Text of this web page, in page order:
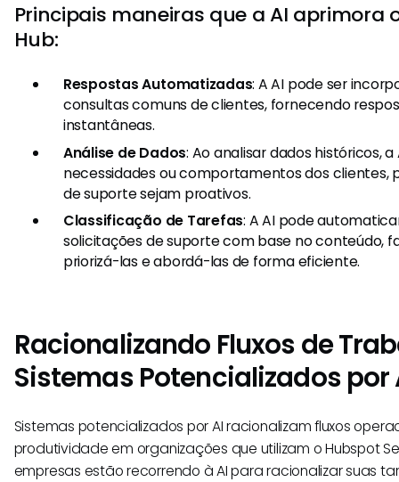
Principais maneiras que a AI aprimora
Hub:
Respostas Automatizadas: A AI pode ser
consultas comuns de clientes, fornecendo
instantâneas.
Análise de Dados: Ao analisar dados históricos,
necessidades ou comportamentos dos clientes,
de suporte sejam proativos.
Classificação de Tarefas: A AI pode
solicitações de suporte com base no conteúdo,
priorizá-las e abordá-las de forma eficiente.
Racionalizando Fluxos de
Sistemas Potencializados por
Sistemas potencializados por AI racionalizam fluxos
produtividade em organizações que utilizam o Hubspot
empresas estão recorrendo à AI para racionalizar suas